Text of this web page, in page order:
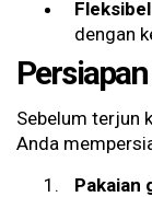
Fleksibel
dengan
Sebelum terjun
Anda
Pakaian